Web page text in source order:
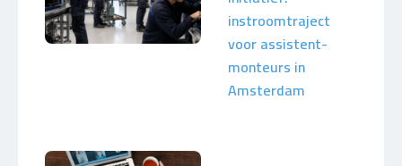
instroomtraject
voor assistent-
monteurs in
Amsterdam